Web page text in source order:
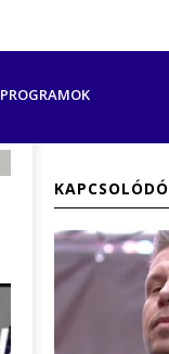
PROGRAMOK
KAPCSOLÓDÓ